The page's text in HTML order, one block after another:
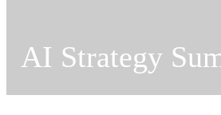
AI Strategy